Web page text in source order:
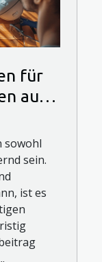
für
auf
sowohl
sein.
ist es